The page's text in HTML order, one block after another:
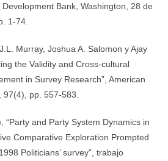
Bank, Washington, 28 de
1-74.
Murray, Joshua A. Salomon y Ajay
the Validity and Cross-cultural
in Survey Research”, American
97(4), pp. 557-583.
“Party and Party System Dynamics in
Comparative Exploration Prompted
Politicians’ survey”, trabajo